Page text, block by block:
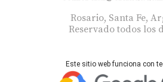
Rosario, Santa Fe,
Reservado todos los
Este sitio web funciona con